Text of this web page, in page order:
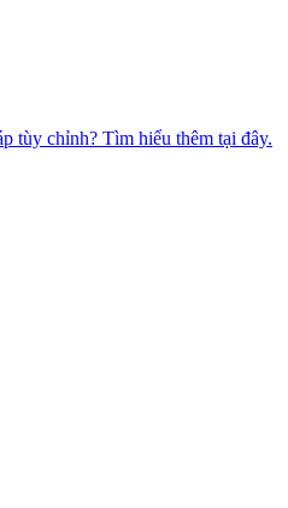
tùy chỉnh? Tìm hiểu thêm tại đây.